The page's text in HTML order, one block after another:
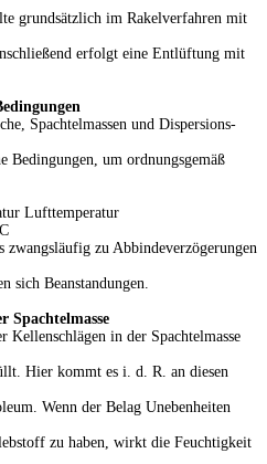
grundsätzlich im Rakelverfahren mit
erfolgt eine Entlüftung mit
Spachtelmassen und Dispersions-
Bedingungen, um ordnungsgemäß
Lufttemperatur
zwangsläufig zu Abbindeverzögerungen
sich Beanstandungen.
Spachtelmasse
Kellenschlägen in der Spachtelmasse
Hier kommt es i. d. R. an diesen
Wenn der Belag Unebenheiten
zu haben, wirkt die Feuchtigkeit